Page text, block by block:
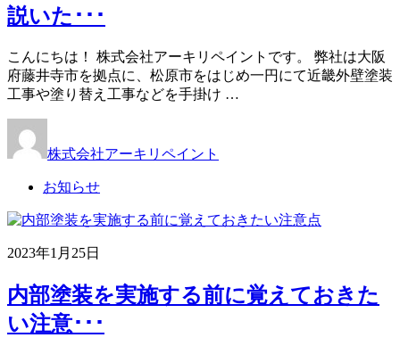
説いた･･･
こんにちは！ 株式会社アーキリペイントです。 弊社は大阪
府藤井寺市を拠点に、松原市をはじめ一円にて近畿外壁塗装
工事や塗り替え工事などを手掛け …
株式会社アーキリペイント
お知らせ
2023年1月25日
内部塗装を実施する前に覚えておきた
い注意･･･